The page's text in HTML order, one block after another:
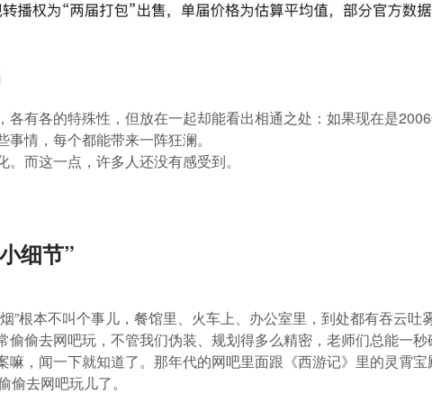
各有各的特殊性，但放在一起却能看出相通之处：如果现在是
情，每个都能带来一阵狂澜。
而这一点，许多人还没有感受到。
细节”
”根本不叫个事儿，餐馆里、火车上、办公室里，到处都有吞云吐
偷去网吧玩，不管我们伪装、规划得多么精密，老师们总能一秒
嘛，闻一下就知道了。那年代的网吧里面跟《西游记》里的灵霄
去网吧玩儿了。